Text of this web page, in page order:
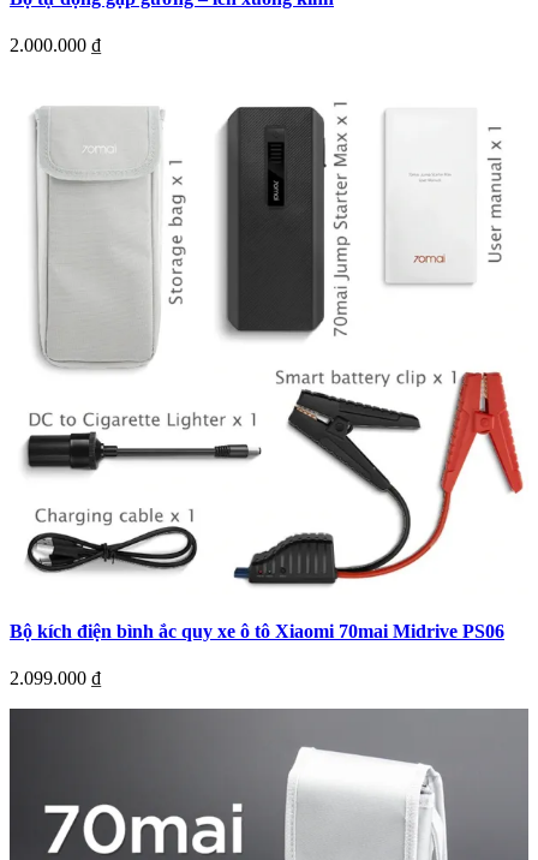
2.000.000 ₫
Bộ kích điện bình ắc quy xe ô tô Xiaomi 70mai Midrive PS06
2.099.000 ₫